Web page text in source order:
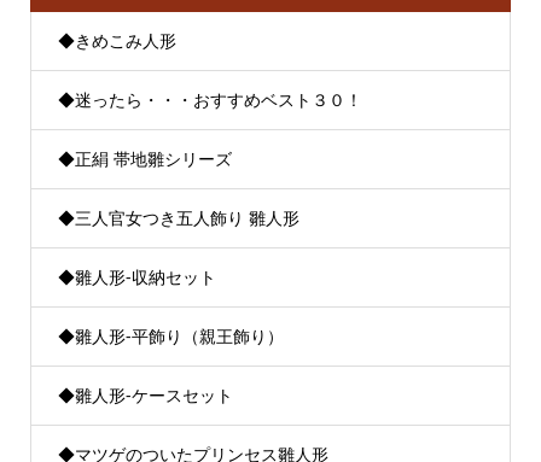
◆きめこみ人形
◆迷ったら・・・おすすめベスト３０！
◆正絹 帯地雛シリーズ
◆三人官女つき五人飾り 雛人形
◆雛人形-収納セット
◆雛人形-平飾り（親王飾り）
◆雛人形-ケースセット
◆マツゲのついたプリンセス雛人形